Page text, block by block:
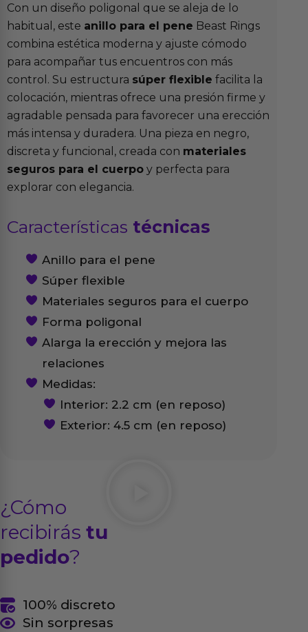
Con un diseño poligonal que se aleja de lo
habitual, este anillo para el pene Beast Rings
combina estética moderna y ajuste cómodo
para acompañar tus encuentros con más
control. Su estructura súper flexible facilita la
colocación, mientras ofrece una presión firme y
agradable pensada para favorecer una erección
más intensa y duradera. Una pieza en negro,
discreta y funcional, creada con materiales
seguros para el cuerpo y perfecta para
explorar con elegancia.
Características técnicas
Anillo para el pene
Súper flexible
Materiales seguros para el cuerpo
Forma poligonal
Alarga la erección y mejora las
relaciones
Medidas:
Interior: 2.2 cm (en reposo)
Exterior: 4.5 cm (en reposo)
¿Cómo
recibirás tu
pedido?
100% discreto
Sin sorpresas